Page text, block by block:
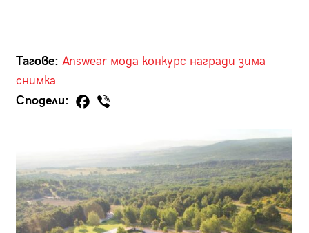
Тагове: Answear мода конкурс награди зима
снимка
Сподели: